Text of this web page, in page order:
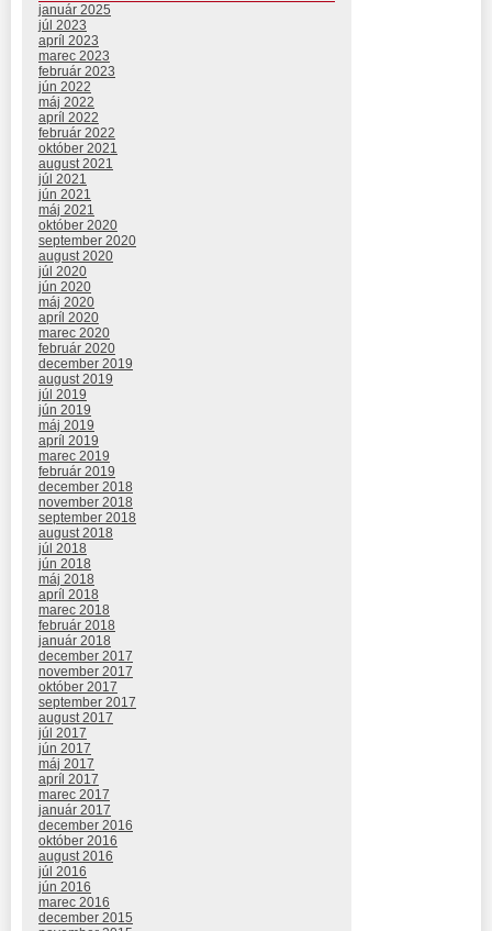
január 2025
júl 2023
apríl 2023
marec 2023
február 2023
jún 2022
máj 2022
apríl 2022
február 2022
október 2021
august 2021
júl 2021
jún 2021
máj 2021
október 2020
september 2020
august 2020
júl 2020
jún 2020
máj 2020
apríl 2020
marec 2020
február 2020
december 2019
august 2019
júl 2019
jún 2019
máj 2019
apríl 2019
marec 2019
február 2019
december 2018
november 2018
september 2018
august 2018
júl 2018
jún 2018
máj 2018
apríl 2018
marec 2018
február 2018
január 2018
december 2017
november 2017
október 2017
september 2017
august 2017
júl 2017
jún 2017
máj 2017
apríl 2017
marec 2017
január 2017
december 2016
október 2016
august 2016
júl 2016
jún 2016
marec 2016
december 2015